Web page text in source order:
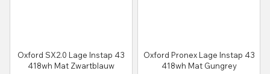
Oxford SX2.0 Lage Instap 43
418wh Mat Zwartblauw
Oxford Pronex Lage Instap 43
418wh Mat Gungrey